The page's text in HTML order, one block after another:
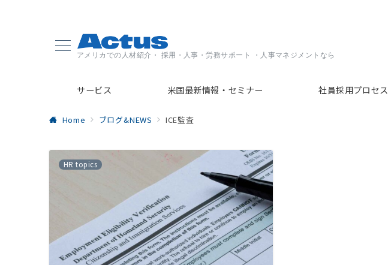
アメリカでの人材紹介・ 採用・人事・労務サポート ・人事マネジメントなら
サービス 米国最新情報・セミナー 社員採用プロセス
Home ブログ&NEWS ICE監査
HR topics